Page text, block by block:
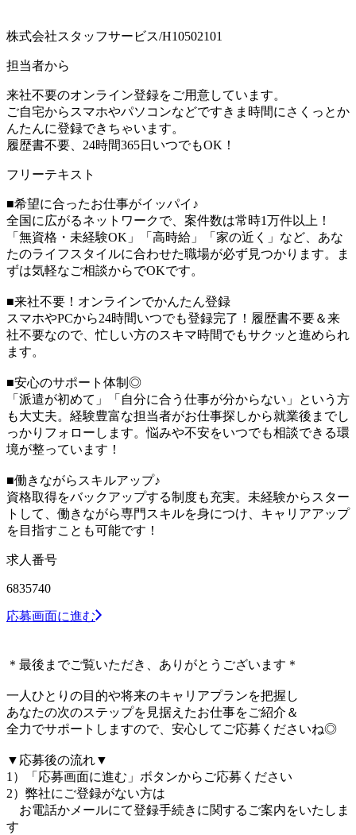
株式会社スタッフサービス/H10502101
担当者から
来社不要のオンライン登録をご用意しています。
ご自宅からスマホやパソコンなどですきま時間にさくっとか
んたんに登録できちゃいます。
履歴書不要、24時間365日いつでもOK！
フリーテキスト
■希望に合ったお仕事がイッパイ♪
全国に広がるネットワークで、案件数は常時1万件以上！
「無資格・未経験OK」「高時給」「家の近く」など、あな
たのライフスタイルに合わせた職場が必ず見つかります。ま
ずは気軽なご相談からでOKです。
■来社不要！オンラインでかんたん登録
スマホやPCから24時間いつでも登録完了！履歴書不要＆来
社不要なので、忙しい方のスキマ時間でもサクッと進められ
ます。
■安心のサポート体制◎
「派遣が初めて」「自分に合う仕事が分からない」という方
も大丈夫。経験豊富な担当者がお仕事探しから就業後までし
っかりフォローします。悩みや不安をいつでも相談できる環
境が整っています！
■働きながらスキルアップ♪
資格取得をバックアップする制度も充実。未経験からスター
トして、働きながら専門スキルを身につけ、キャリアアップ
を目指すことも可能です！
求人番号
6835740
応募画面に進む
＊最後までご覧いただき、ありがとうございます＊
一人ひとりの目的や将来のキャリアプランを把握し
あなたの次のステップを見据えたお仕事をご紹介＆
全力でサポートしますので、安心してご応募くださいね◎
▼応募後の流れ▼
1）「応募画面に進む」ボタンからご応募ください
2）弊社にご登録がない方は
お電話かメールにて登録手続きに関するご案内をいたしま
す